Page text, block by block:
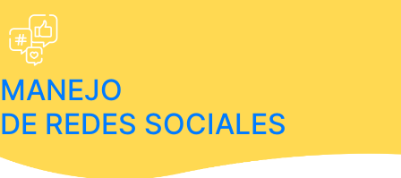
MANEJO
DE REDES SOCIALES